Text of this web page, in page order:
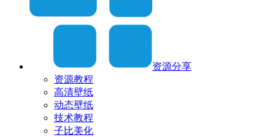
资源分享
资源教程
高清壁纸
动态壁纸
技术教程
子比美化